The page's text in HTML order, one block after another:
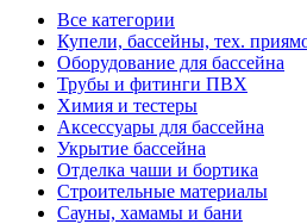
Все категории
Купели, бассейны, тех.
Оборудование для бассейна
Трубы и фитинги ПВХ
Химия и тестеры
Аксессуары для бассейна
Укрытие бассейна
Отделка чаши и бортика
Строительные материалы
Сауны, хамамы и бани